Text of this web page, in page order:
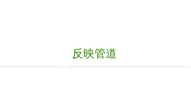
反映管道